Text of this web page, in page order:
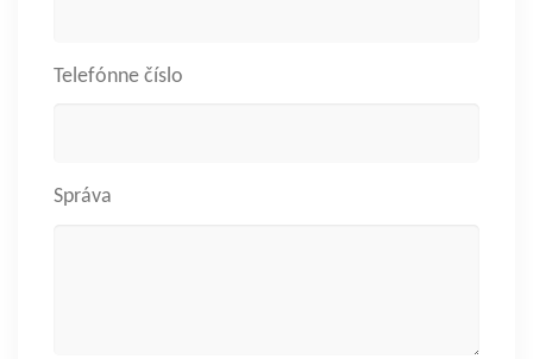
Telefónne číslo
Správa